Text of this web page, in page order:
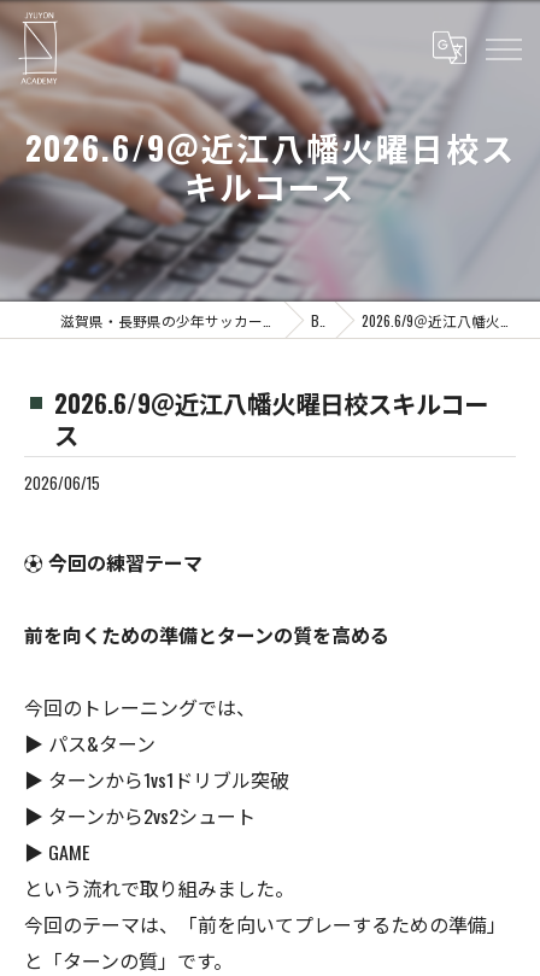
2026.6/9＠近江八幡火曜日校ス
キルコース
Blog 2026.6/9＠近江八幡火曜日校スキルコース
2026.6/9＠近江八幡火曜日校スキルコー
ス
2026/06/15
⚽️ 今回の練習テーマ
前を向くための準備とターンの質を高める
今回のトレーニングでは、
▶ パス&ターン
▶ ターンから1vs1ドリブル突破
▶ ターンから2vs2シュート
▶ GAME
という流れで取り組みました。
今回のテーマは、「前を向いてプレーするための準備」
と「ターンの質」です。